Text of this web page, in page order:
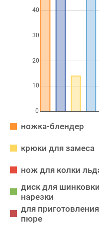
ножка-блендер
крюки для замеса
нож для колки
диск для
нарезки
для приготовления
пюре